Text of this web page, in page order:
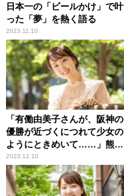
日本一の「ビールかけ」で叶
った「夢」を熱く語る
2023.11.10
「有働由美子さんが、阪神の
優勝が近づくにつれて少女の
ようにときめいて……」熊谷
実帆アナウンサー
2023.12.10